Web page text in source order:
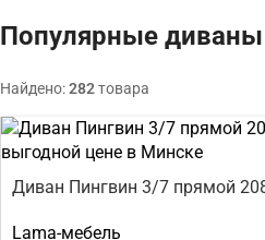
Популярные
Найдено:282товара
Диван Пингвин 3/7 прямой
Lama-мебель